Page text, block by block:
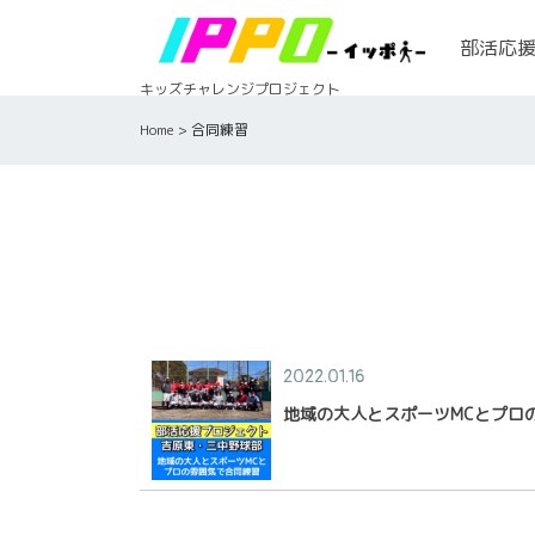
キッズチャレンジプロジェクト
部活応
Home > 合同練習
2022.01.16
地域の大人とスポーツMCとプロ